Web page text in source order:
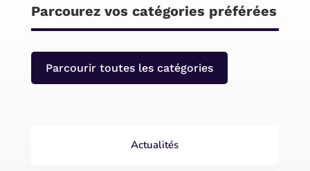
Parcourez vos catégories préférées
Parcourir toutes les catégories
Actualités